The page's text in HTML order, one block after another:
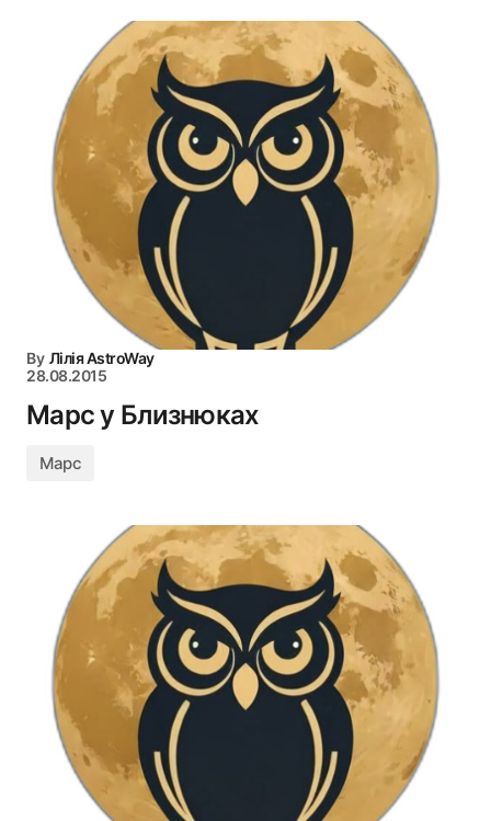
By Лілія AstroWay
28.08.2015
Марс у Близнюках
Марс